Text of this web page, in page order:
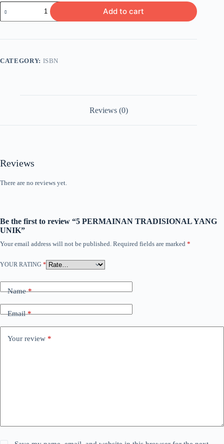
5
PERMAINAN
TRADISIONAL
UNIK
Add to cart
CATEGORY: ISBN
Reviews (0)
Reviews
There are no reviews yet.
Be the first to review “5 PERMAINAN TRADISIONAL YANG
UNIK”
Your email address will not be published. Required fields are marked *
YOUR RATING *
Name*
Email*
Your review *